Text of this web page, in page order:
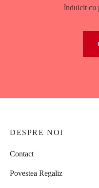
îndulcit cu
DESPRE NOI
Contact
Povestea Regaliz